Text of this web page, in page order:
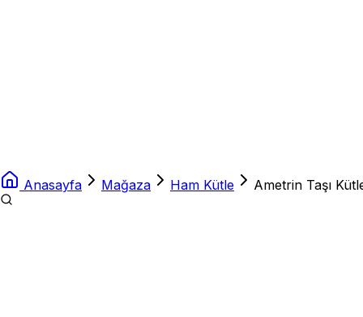
Anasayfa Mağaza Ham Kütle Ametrin Taşı